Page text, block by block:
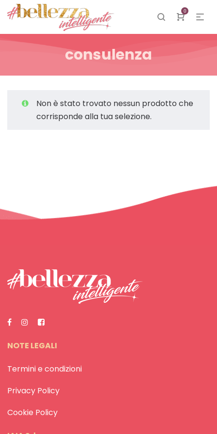
0
consulenza
Non è stato trovato nessun prodotto che
corrisponde alla tua selezione.
NOTE LEGALI
Termini e condizioni
Privacy Policy
Cookie Policy